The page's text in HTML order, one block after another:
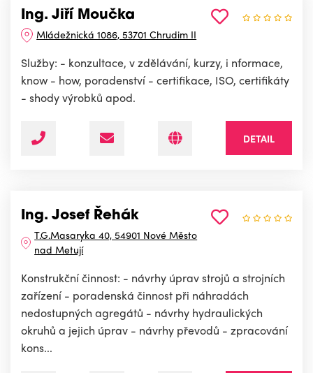
Ing. Jiří Moučka
Mládežnická 1086, 53701 Chrudim II
Služby: - konzultace, v zdělávání, kurzy, i nformace,
know - how, poradenství - certifikace, ISO, certifikáty
- shody výrobků apod.
DETAIL
Ing. Josef Řehák
T.G.Masaryka 40, 54901 Nové Město
nad Metují
Konstrukční činnost: - návrhy úprav strojů a strojních
zařízení - poradenská činnost při náhradách
nedostupných agregátů - návrhy hydraulických
okruhů a jejich úprav - návrhy převodů - zpracování
kons...